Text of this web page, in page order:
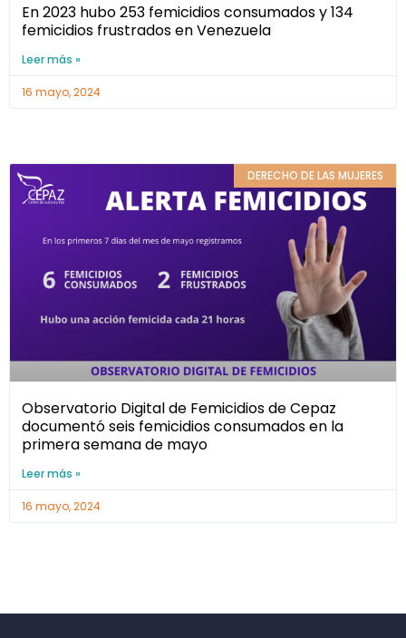
En 2023 hubo 253 femicidios consumados y 134
femicidios frustrados en Venezuela
Leer más »
16 mayo, 2024
DERECHO DE LAS MUJERES
Observatorio Digital de Femicidios de Cepaz
documentó seis femicidios consumados en la
primera semana de mayo
Leer más »
16 mayo, 2024